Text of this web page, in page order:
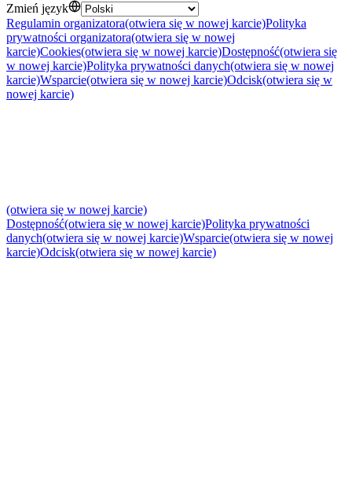
Zmień język
Regulamin organizatora(otwiera się w nowej karcie)Polityka
prywatności organizatora(otwiera się w nowej
karcie)Cookies(otwiera się w nowej karcie)Dostępność(otwiera się
w nowej karcie)Polityka prywatności danych(otwiera się w nowej
karcie)Wsparcie(otwiera się w nowej karcie)Odcisk(otwiera się w
nowej karcie)
(otwiera się w nowej karcie)
Dostępność(otwiera się w nowej karcie)Polityka prywatności
danych(otwiera się w nowej karcie)Wsparcie(otwiera się w nowej
karcie)Odcisk(otwiera się w nowej karcie)